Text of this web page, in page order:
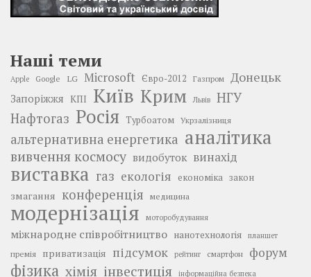
Наші теми
Apple Google LG Microsoft Євро-2012 Газпром Донецьк
Запоріжжя КПІ Київ Крим Львів
НГУ
Нафтогаз Росія Турбоатом Укрзалізниця
альтернативна енергетика аналітика
вивчення космосу видобуток винахід
виставка газ екологія економіка закон
змагання конференція медицина
модернізація моторобудування
міжнародне співробітництво нанотехнологія планшет
премія приватизація підсумок рейтинг смартфон форум
фізика хімія інвестиція інформаційна безпека